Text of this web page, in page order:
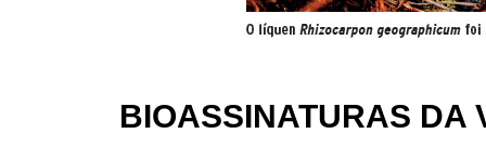
BIOASSINATURAS DA